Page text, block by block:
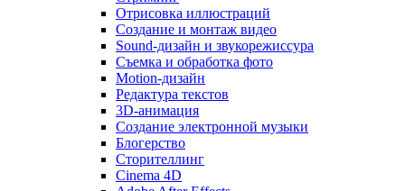
Отрисовка иллюстраций
Создание и монтаж видео
Sound-дизайн и звукорежиссура
Съемка и обработка фото
Motion-дизайн
Редактура текстов
3D-анимация
Создание электронной музыки
Блогерство
Сторителлинг
Cinema 4D